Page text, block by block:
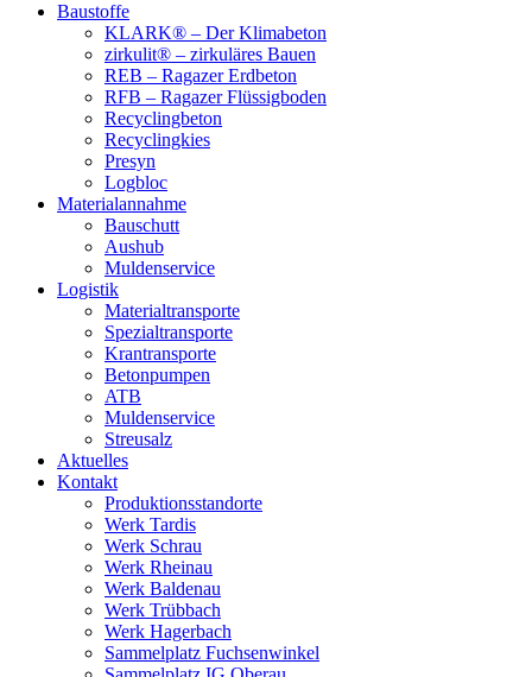
Baustoffe
KLARK® – Der Klimabeton
zirkulit® – zirkuläres Bauen
REB – Ragazer Erdbeton
RFB – Ragazer Flüssigboden
Recyclingbeton
Recyclingkies
Presyn
Logbloc
Materialannahme
Bauschutt
Aushub
Muldenservice
Logistik
Materialtransporte
Spezialtransporte
Krantransporte
Betonpumpen
ATB
Muldenservice
Streusalz
Aktuelles
Kontakt
Produktionsstandorte
Werk Tardis
Werk Schrau
Werk Rheinau
Werk Baldenau
Werk Trübbach
Werk Hagerbach
Sammelplatz Fuchsenwinkel